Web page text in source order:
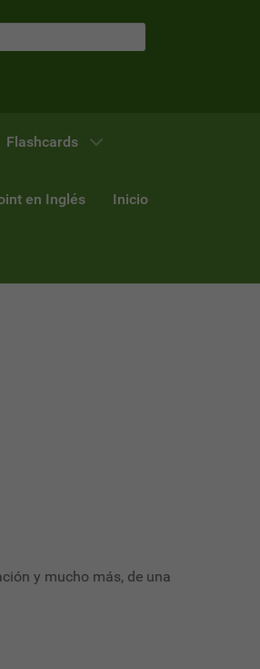
Flashcards
en Inglés Inicio
y mucho más, de una